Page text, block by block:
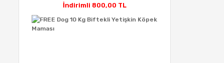
İndirimli 800,00 TL